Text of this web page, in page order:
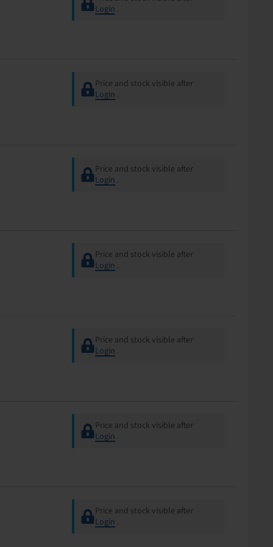
Login .
Price and stock visible after
Login .
Price and stock visible after
Login .
Price and stock visible after
Login .
Price and stock visible after
Login .
Price and stock visible after
Login .
Price and stock visible after
Login .